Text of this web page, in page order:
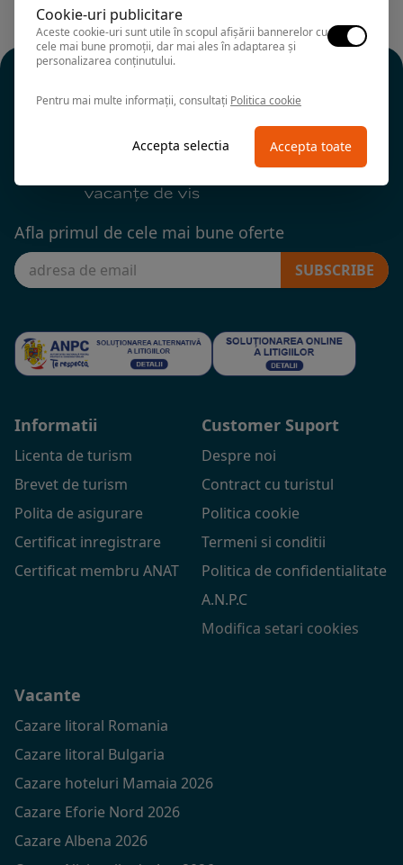
Afla primul de cele mai bune oferte
SUBSCRIBE
Informatii
Licenta de turism
Brevet de turism
Polita de asigurare
Certificat inregistrare
Certificat membru ANAT
Customer Suport
Despre noi
Contract cu turistul
Politica cookie
Termeni si conditii
Politica de confidentialitate
A.N.P.C
Modifica setari cookies
Vacante
Cazare litoral Romania
Cazare litoral Bulgaria
Cazare hoteluri Mamaia 2026
Cazare Eforie Nord 2026
Cazare Albena 2026
Cookie-uri publicitare
Aceste cookie-uri sunt utile în scopul afișării bannerelor cu
cele mai bune promoții, dar mai ales în adaptarea și
personalizarea conținutului.
Pentru mai multe informații, consultați Politica cookie
Accepta selectia Accepta toate